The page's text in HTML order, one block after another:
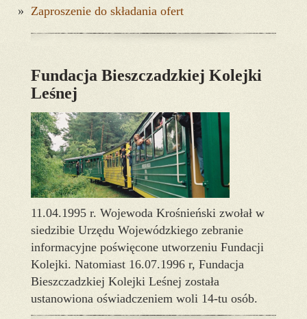
Zaproszenie do składania ofert
Fundacja Bieszczadzkiej Kolejki
Leśnej
11.04.1995 r. Wojewoda Krośnieński zwołał w
siedzibie Urzędu Wojewódzkiego zebranie
informacyjne poświęcone utworzeniu Fundacji
Kolejki. Natomiast 16.07.1996 r, Fundacja
Bieszczadzkiej Kolejki Leśnej została
ustanowiona oświadczeniem woli 14-tu osób.